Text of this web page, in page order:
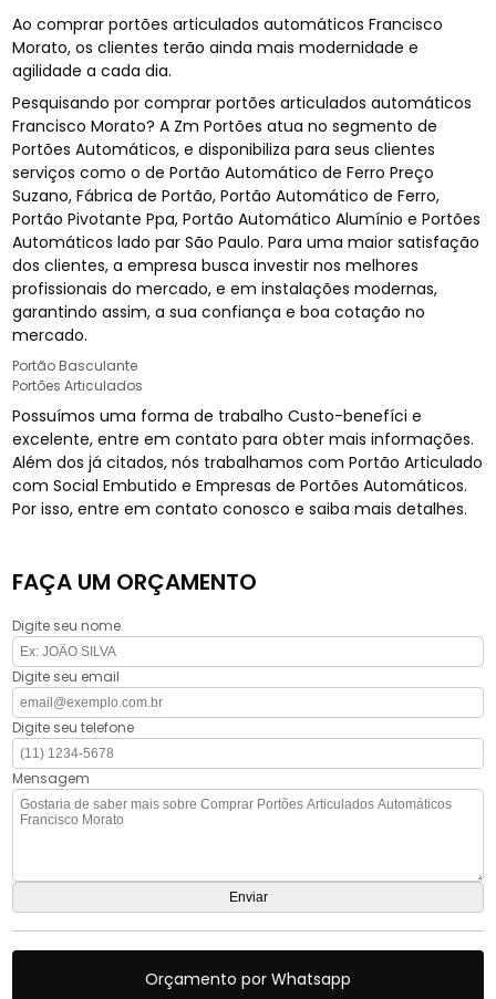
Ao comprar portões articulados automáticos Francisco
Morato, os clientes terão ainda mais modernidade e
agilidade a cada dia.
Pesquisando por comprar portões articulados automáticos
Francisco Morato? A Zm Portões atua no segmento de
Portões Automáticos, e disponibiliza para seus clientes
serviços como o de Portão Automático de Ferro Preço
Suzano, Fábrica de Portão, Portão Automático de Ferro,
Portão Pivotante Ppa, Portão Automático Alumínio e Portões
Automáticos lado par São Paulo. Para uma maior satisfação
dos clientes, a empresa busca investir nos melhores
profissionais do mercado, e em instalações modernas,
garantindo assim, a sua confiança e boa cotação no
mercado.
Portão Basculante
Portões Articulados
Possuímos uma forma de trabalho Custo-benefíci e
excelente, entre em contato para obter mais informações.
Além dos já citados, nós trabalhamos com Portão Articulado
com Social Embutido e Empresas de Portões Automáticos.
Por isso, entre em contato conosco e saiba mais detalhes.
FAÇA UM ORÇAMENTO
Digite seu nome
Digite seu email
Digite seu telefone
Mensagem
Orçamento por Whatsapp